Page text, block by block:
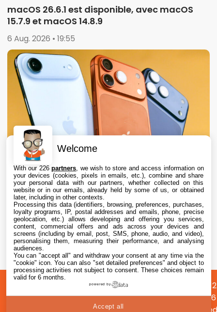
macOS 26.6.1 est disponible, avec macOS
15.7.9 et macOS 14.8.9
6 Aug. 2026 • 19:55
Apple augmente les valeurs de reprise des
iPhone, iPad, Mac et Apple Watch
6 Aug. 2026 • 19:02
propos
Préférences
cookies
Confidentialité
©
2026
Welcome
With our 226partners , we wish to store and access information on
your devices (cookies, pixels in emails, etc.), combine and share
your personal data with our partners, whether collected on this
website or in our emails, already held by some of us, or obtained
later, including in other contexts.
Processing this data (identifiers, browsing, preferences, purchases,
loyalty programs, IP, postal addresses and emails, phone, precise
geolocation, etc.) allows developing and offering you services,
content, commercial offers and ads across your devices and
screens (including by email, post, SMS, phone, audio, and video),
personalising them, measuring their performance, and analysing
audiences.
You can "accept all" and withdraw your consent at any time via the
"cookie" icon. You can also "set detailed preferences" and object to
processing activities not subject to consent. These choices remain
valid for 6 months.
powered by
Accept all